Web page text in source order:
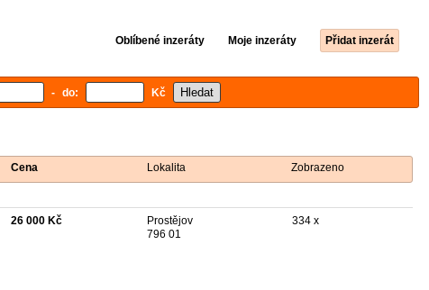
Oblíbené inzeráty Moje inzeráty Přidat inzerát
- do: Kč
Cena Lokalita Zobrazeno
26 000 Kč
Prostějov
796 01
334 x